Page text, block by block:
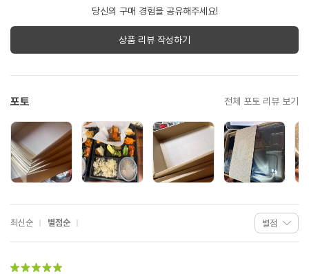
당신의 구매 경험을 공유해주세요!
상품 리뷰 작성하기
포토 전체 포토 리뷰 보기
최신순 별점순